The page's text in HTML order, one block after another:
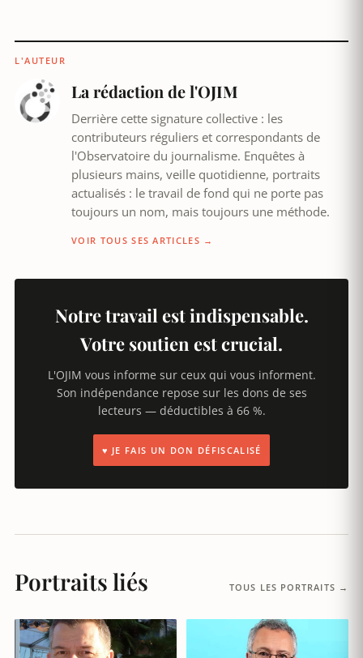
L'AUTEUR
La rédaction de l'OJIM
Derrière cette signature collective : les
contributeurs réguliers et correspondants de
l'Observatoire du journalisme. Enquêtes à
plusieurs mains, veille quotidienne, portraits
actualisés : le travail de fond qui ne porte pas
toujours un nom, mais toujours une méthode.
VOIR TOUS SES ARTICLES →
Notre travail est indispensable.
Votre soutien est crucial.
L'OJIM vous informe sur ceux qui vous informent.
Son indépendance repose sur les dons de ses
lecteurs — déductibles à 66 %.
♥ JE FAIS UN DON DÉFISCALISÉ
Portraits liés TOUS LES PORTRAITS →